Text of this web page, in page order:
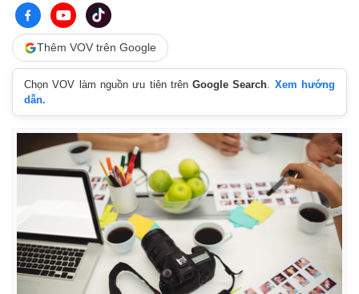
Thế giới
Quan sát
Cuộc sống đó đây
Multimedia
Video
Ảnh
E-Magazine
Infographic
Thêm VOV trên Google
Chọn VOV làm nguồn ưu tiên trênGoogle Search. Xem hướng
dẫn.